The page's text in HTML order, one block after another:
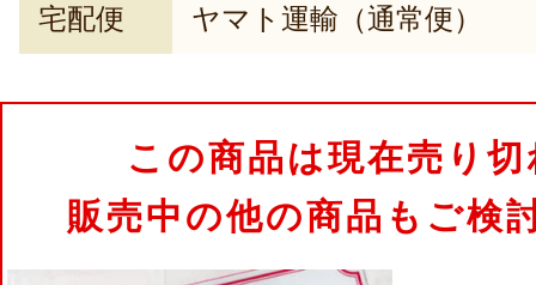
宅配便 ヤマト運輸（通常便）
この商品は現在売り
販売中の他の商品もご検